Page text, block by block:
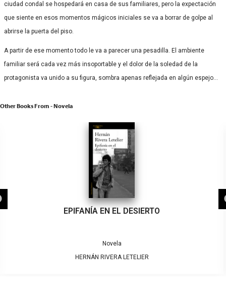
ciudad condal se hospedará en casa de sus familiares, pero la expectación
que siente en esos momentos mágicos iniciales se va a borrar de golpe al
abrirse la puerta del piso.
A partir de ese momento todo le va a parecer una pesadilla. El ambiente
familiar será cada vez más insoportable y el dolor de la soledad de la
protagonista va unido a su figura, sombra apenas reflejada en algún espejo…
Other Books From - Novela
EPIFANÍA EN EL DESIERTO
Novela
HERNÁN RIVERA LETELIER